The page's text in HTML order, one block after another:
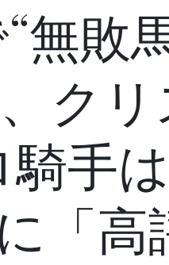
無敗
ク
手
「高